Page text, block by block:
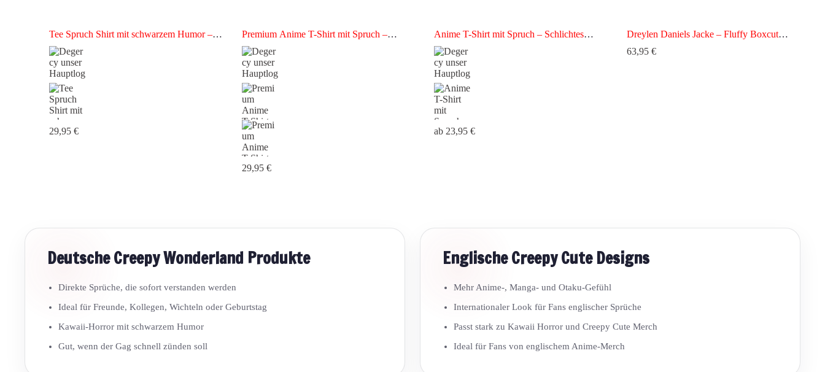
Tee Spruch Shirt mit schwarzem Humor –
Premium T-Shirt
29,95 €
Premium Anime T-Shirt mit Spruch –
Hochwertiges Otaku Shirt
29,95 €
Anime T-Shirt mit Spruch – Schlichtes
Otaku Shirt
ab 23,95 €
Dreylen Daniels Jacke – Fluffy Boxcut
63,95 €
Deutsche Creepy Wonderland Produkte
Direkte Sprüche, die sofort verstanden werden
Ideal für Freunde, Kollegen, Wichteln oder Geburtstag
Kawaii-Horror mit schwarzem Humor
Gut, wenn der Gag schnell zünden soll
Englische Creepy Cute Designs
Mehr Anime-, Manga- und Otaku-Gefühl
Internationaler Look für Fans englischer Sprüche
Passt stark zu Kawaii Horror und Creepy Cute Merch
Ideal für Fans von englischem Anime-Merch